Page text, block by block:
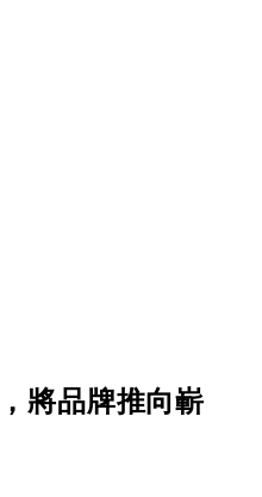
將品牌推向嶄